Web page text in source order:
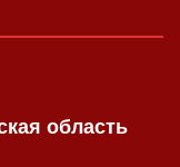
область